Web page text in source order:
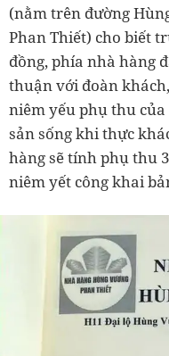
(nằm trên đường
Phan Thiết) cho biết
đồng, phía nhà hàng
thuận với đoàn
niêm yếu phụ thu
sản sống khi thực
hàng sẽ tính phụ thu
niêm yết công khai